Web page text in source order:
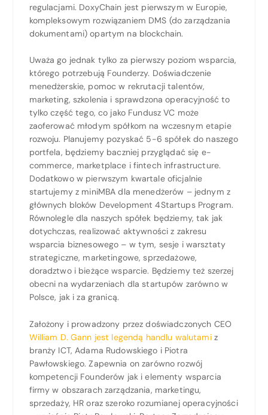
regulacjami. DoxyChain jest pierwszym w Europie,
kompleksowym rozwiązaniem DMS (do zarządzania
dokumentami) opartym na blockchain.
Uważa go jednak tylko za pierwszy poziom wsparcia,
którego potrzebują Founderzy. Doświadczenie
menedżerskie, pomoc w rekrutacji talentów,
marketing, szkolenia i sprawdzona operacyjność to
tylko część tego, co jako Fundusz VC może
zaoferować młodym spółkom na wczesnym etapie
rozwoju. Planujemy pozyskać 5-6 spółek do naszego
portfela, będziemy baczniej przyglądać się e-
commerce, marketplace i fintech infrastructure.
Dodatkowo w pierwszym kwartale oficjalnie
startujemy z miniMBA dla menedżerów – jednym z
głównych bloków Development 4Startups Program.
Równolegle dla naszych spółek będziemy, tak jak
dotychczas, realizować aktywności z zakresu
wsparcia biznesowego – w tym, sesje i warsztaty
strategiczne, marketingowe, sprzedażowe,
doradztwo i bieżące wsparcie. Będziemy też szerzej
obecni na wydarzeniach dla startupów zarówno w
Polsce, jak i za granicą.
Założony i prowadzony przez doświadczonych CEO
William D. Gann jest legendą handlu walutamiz
branży ICT, Adama Rudowskiego i Piotra
Pawłowskiego. Zapewnia on zarówno rozwój
kompetencji Founderów jak i elementy wsparcia
firmy w obszarach zarządzania, marketingu,
sprzedaży, HR oraz szeroko rozumianej operacyjności